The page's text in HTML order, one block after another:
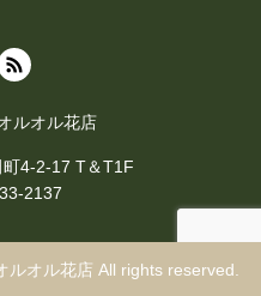
ルオル花店
4-2-17 T＆T1F
2137
ルオル花店 All rights reserved.